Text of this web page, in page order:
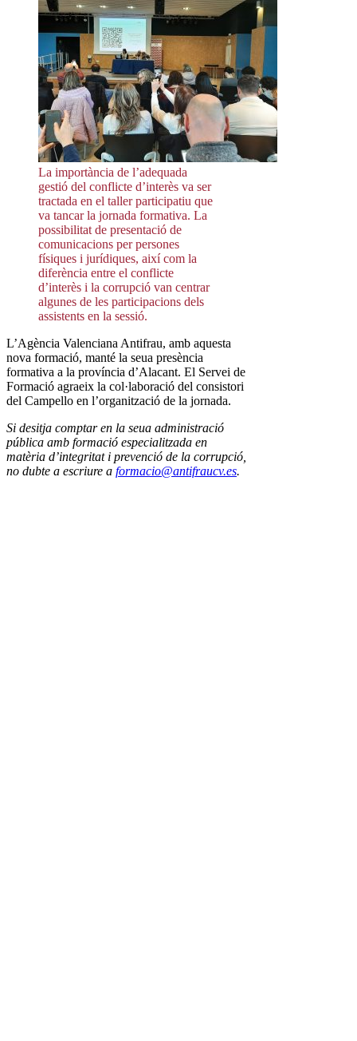
La importància de l’adequada
gestió del conflicte d’interès va ser
tractada en el taller participatiu que
va tancar la jornada formativa. La
possibilitat de presentació de
comunicacions per persones
físiques i jurídiques, així com la
diferència entre el conflicte
d’interès i la corrupció van centrar
algunes de les participacions dels
assistents en la sessió.
L’Agència Valenciana Antifrau, amb aquesta
nova formació, manté la seua presència
formativa a la província d’Alacant. El Servei de
Formació agraeix la col·laboració del consistori
del Campello en l’organització de la jornada.
Si desitja comptar en la seua administració
pública amb formació especialitzada en
matèria d’integritat i prevenció de la corrupció,
no dubte a escriure a formacio@antifraucv.es.